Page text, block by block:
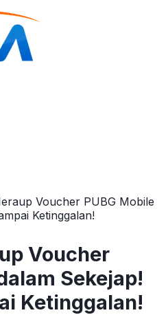
Voucher PUBG Mobile
Ketinggalan!
Voucher
Sekejap!
Ketinggalan!